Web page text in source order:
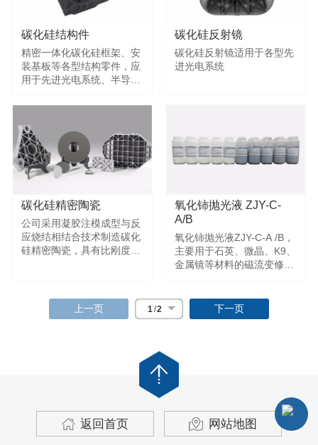
碳化硅结构件
精密一体化碳化硅框架、安
装基板等各型结构零件，应
用于先进光电系统、半导体
碳化硅反射镜
碳化硅反射镜适用于各型先
进光电系统
碳化硅精密陶瓷
公司采用凝胶注模成型与反
应烧结相结合技术制造碳化
硅精密陶瓷，具有比刚度
一。产品不仅广泛应用于各
类先进光学系统，在半导体
氧化铈抛光液 ZJY-C-
A/B
氧化铈抛光液ZJY-C-A /B，
主要用于石英、微晶、K9、
金属镜等材料的磁流变修形
上一页
1 /2 下一页
返回首页 网站地图